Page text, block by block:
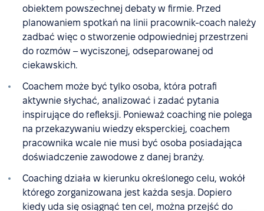
obiektem powszechnej debaty w firmie. Przed
planowaniem spotkań na linii pracownik-coach należy
zadbać więc o stworzenie odpowiedniej przestrzeni
do rozmów – wyciszonej, odseparowanej od
ciekawskich.
Coachem może być tylko osoba, która potrafi
aktywnie słychać, analizować i zadać pytania
inspirujące do refleksji. Ponieważ coaching nie polega
na przekazywaniu wiedzy eksperckiej, coachem
pracownika wcale nie musi być osoba posiadająca
doświadczenie zawodowe z danej branży.
Coaching działa w kierunku określonego celu, wokół
którego zorganizowana jest każda sesja. Dopiero
kiedy uda się osiągnąć ten cel, można przejść do